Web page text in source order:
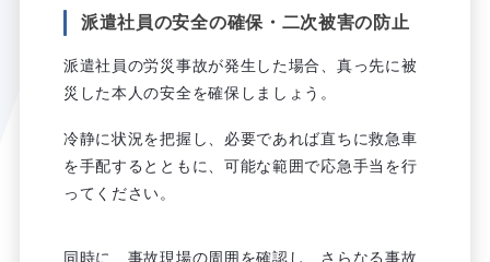
派遣社員の安全の確保・二次被害の防止
派遣社員の労災事故が発生した場合、真っ先に被
災した本人の安全を確保しましょう。
冷静に状況を把握し、必要であれば直ちに救急車
を手配するとともに、可能な範囲で応急手当を行
ってください。
同時に、事故現場の周囲を確認し、さらなる事故